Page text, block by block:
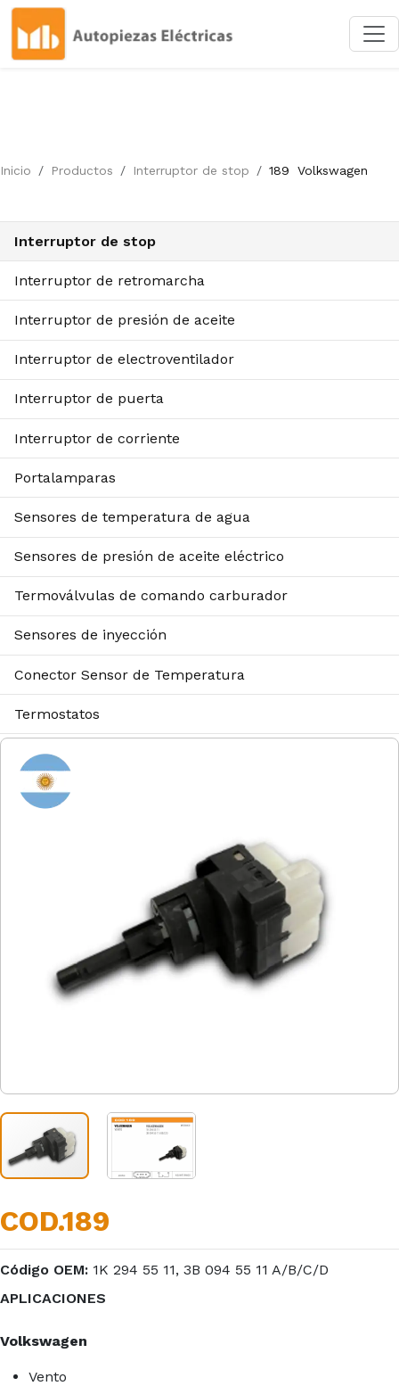
Inicio Productos Interruptor de stop 189 Volkswagen
Interruptor de stop
Interruptor de retromarcha
Interruptor de presión de aceite
Interruptor de electroventilador
Interruptor de puerta
Interruptor de corriente
Portalamparas
Sensores de temperatura de agua
Sensores de presión de aceite eléctrico
Termoválvulas de comando carburador
Sensores de inyección
Conector Sensor de Temperatura
Termostatos
COD.189
Código OEM: 1K 294 55 11, 3B 094 55 11 A/B/C/D
APLICACIONES
Volkswagen
Vento